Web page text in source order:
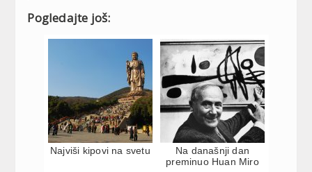
Pogledajte još:
Najviši kipovi na svetu
Na današnji dan
preminuo Huan Miro